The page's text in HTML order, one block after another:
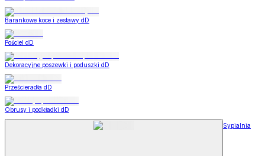
Barankowe koce i zestawy dD
Pościel dD
Dekoracyjne poszewki i poduszki dD
Prześcieradła dD
Obrusy i podkładki dD
Sypialnia